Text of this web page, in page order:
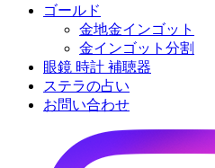
ゴールド
金地金インゴット
金インゴット分割
眼鏡 時計 補聴器
ステラの占い
お問い合わせ